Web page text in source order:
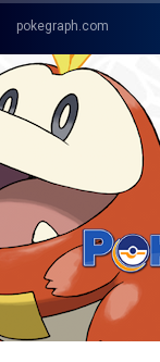
Skip to content